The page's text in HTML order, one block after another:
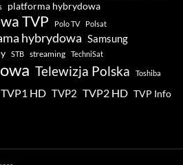
platforma hybrydowa
TVP Polo TV Polsat
hybrydowa Samsung
STB streaming TechniSat
Telewizja Polska Toshiba
TVP1 HD TVP2 TVP2 HD TVP Info